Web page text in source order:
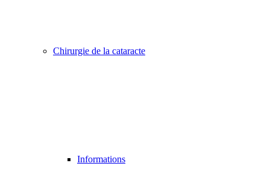
Chirurgie de la cataracte
Informations